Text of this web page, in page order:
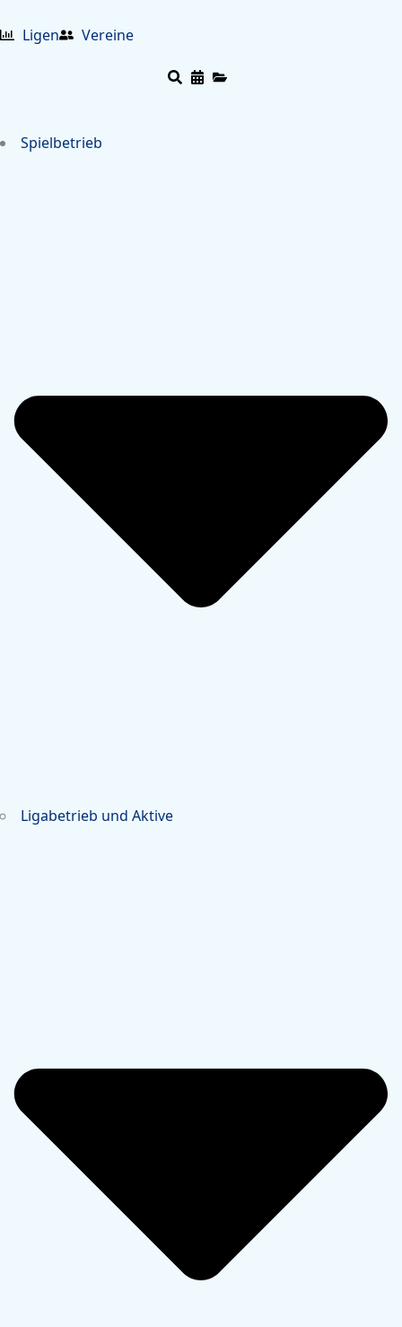
Ligen Vereine
Spielbetrieb
Ligabetrieb und Aktive